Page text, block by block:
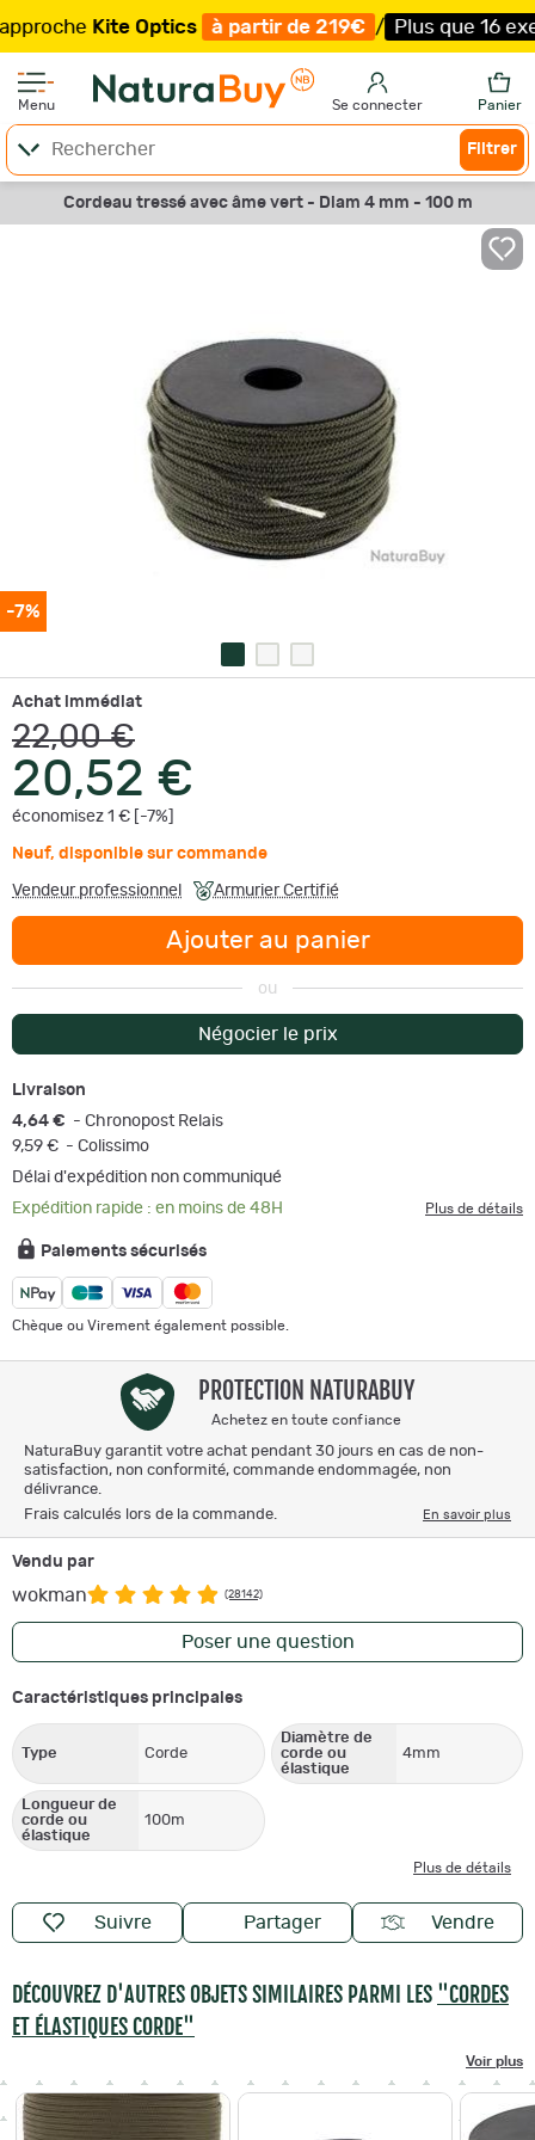
Kite Optics à partir de 219€ / Plus que 16
Menu Se connecter Panier
Filtrer
Cordeau tressé avec âme vert - Diam 4 mm - 100 m
-7%
Achat immédiat
22,00 €
20,52 €
économisez 1 € [-7%]
Neuf, disponible sur commande
Vendeur professionnel Armurier Certifié
Ajouter au panier
ou
Négocier le prix
Livraison
4,64 € - Chronopost Relais
9,59 € - Colissimo
Délai d'expédition non communiqué
Expédition rapide : en moins de 48H
Plus de détails
Paiements sécurisés
Chèque ou Virement également possible.
PROTECTION NATURABUY
Achetez en toute confiance
NaturaBuy garantit votre achat pendant 30 jours en cas de non-
satisfaction, non conformité, commande endommagée, non
délivrance.
Frais calculés lors de la commande.
En savoir plus
Vendu par
wokman (28142)
Poser une question
Caractéristiques principales
Type Corde
Diamètre de
corde ou
élastique
4mm
Longueur de
corde ou
élastique
100m
Plus de détails
Suivre Partager Vendre
DÉCOUVREZ D'AUTRES OBJETS SIMILAIRES PARMI LES "CORDES
ET ÉLASTIQUES CORDE"
Voir plus